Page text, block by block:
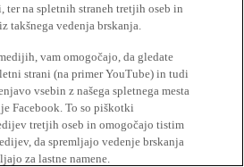
na spletnih straneh tretjih oseb in
takšnega vedenja brskanja.
vam omogočajo, da gledate
strani (na primer YouTube) in tudi
vsebin z našega spletnega mesta
Facebook. To so piškotki
tretjih oseb in omogočajo tistim
da spremljajo vedenje brskanja
za lastne namene.